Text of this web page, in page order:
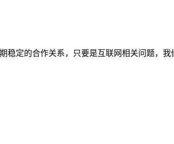
稳定的合作关系，只要是互联网相关问题，